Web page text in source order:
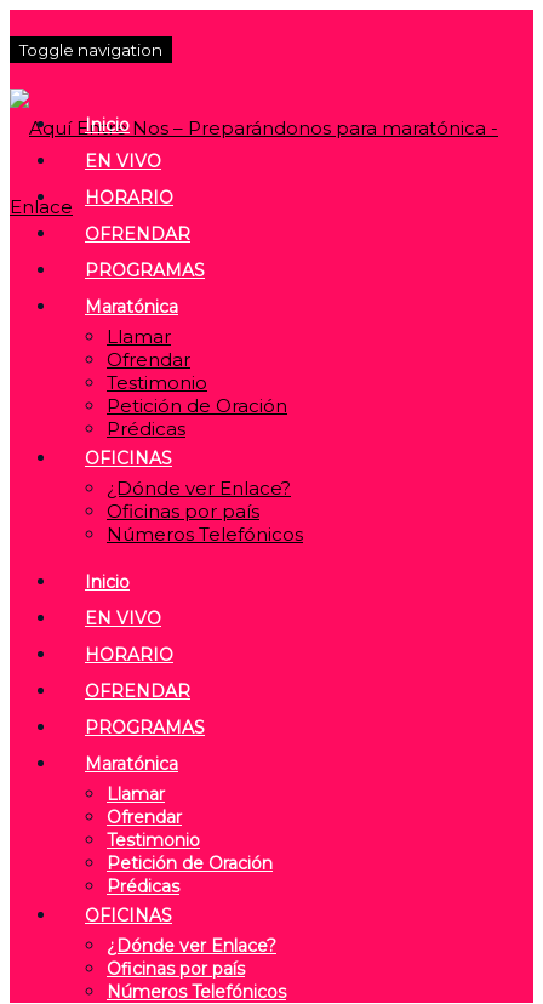
Toggle navigation
Inicio
EN VIVO
HORARIO
OFRENDAR
PROGRAMAS
Maratónica
Llamar
Ofrendar
Testimonio
Petición de Oración
Prédicas
OFICINAS
¿Dónde ver Enlace?
Oficinas por país
Números Telefónicos
Inicio
EN VIVO
HORARIO
OFRENDAR
PROGRAMAS
Maratónica
Llamar
Ofrendar
Testimonio
Petición de Oración
Prédicas
OFICINAS
¿Dónde ver Enlace?
Oficinas por país
Números Telefónicos